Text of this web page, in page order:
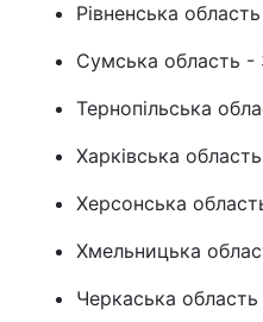
Рівненська
Сумська область -
Тернопільська
Харківська
Херсонська
Хмельницька
Черкаська